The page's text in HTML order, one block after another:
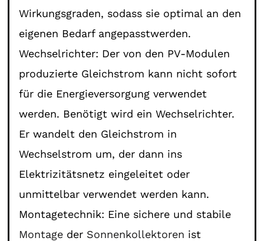
Wirkungsgraden, sodass sie optimal an den
eigenen Bedarf angepasstwerden.
Wechselrichter: Der von den PV-Modulen
produzierte Gleichstrom kann nicht sofort
für die Energieversorgung verwendet
werden. Benötigt wird ein Wechselrichter.
Er wandelt den Gleichstrom in
Wechselstrom um, der dann ins
Elektrizitätsnetz eingeleitet oder
unmittelbar verwendet werden kann.
Montagetechnik: Eine sichere und stabile
Montage der Sonnenkollektoren ist